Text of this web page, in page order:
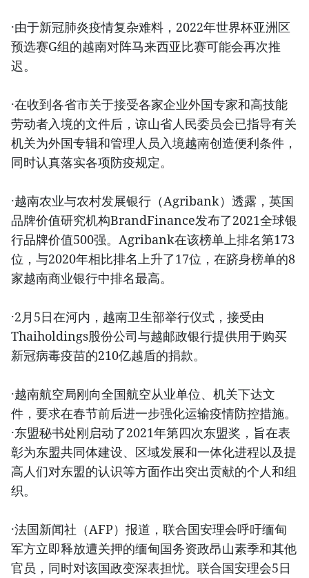
·由于新冠肺炎疫情复杂难料，2022年世界杯亚洲区
预选赛G组的越南对阵马来西亚比赛可能会再次推
迟。
·在收到各省市关于接受各家企业外国专家和高技能
劳动者入境的文件后，谅山省人民委员会已指导有关
机关为外国专辑和管理人员入境越南创造便利条件，
同时认真落实各项防疫规定。
·越南农业与农村发展银行（Agribank）透露，英国
品牌价值研究机构BrandFinance发布了2021全球银
行品牌价值500强。Agribank在该榜单上排名第173
位，与2020年相比排名上升了17位，在跻身榜单的8
家越南商业银行中排名最高。
·2月5日在河内，越南卫生部举行仪式，接受由
Thaiholdings股份公司与越邮政银行提供用于购买
新冠病毒疫苗的210亿越盾的捐款。
·越南航空局刚向全国航空从业单位、机关下达文
件，要求在春节前后进一步强化运输疫情防控措施。
·东盟秘书处刚启动了2021年第四次东盟奖，旨在表
彰为东盟共同体建设、区域发展和一体化进程以及提
高人们对东盟的认识等方面作出突出贡献的个人和组
织。
·法国新闻社（AFP）报道，联合国安理会呼吁缅甸
军方立即释放遭关押的缅甸国务资政昂山素季和其他
官员，同时对该国政变深表担忧。联合国安理会5日